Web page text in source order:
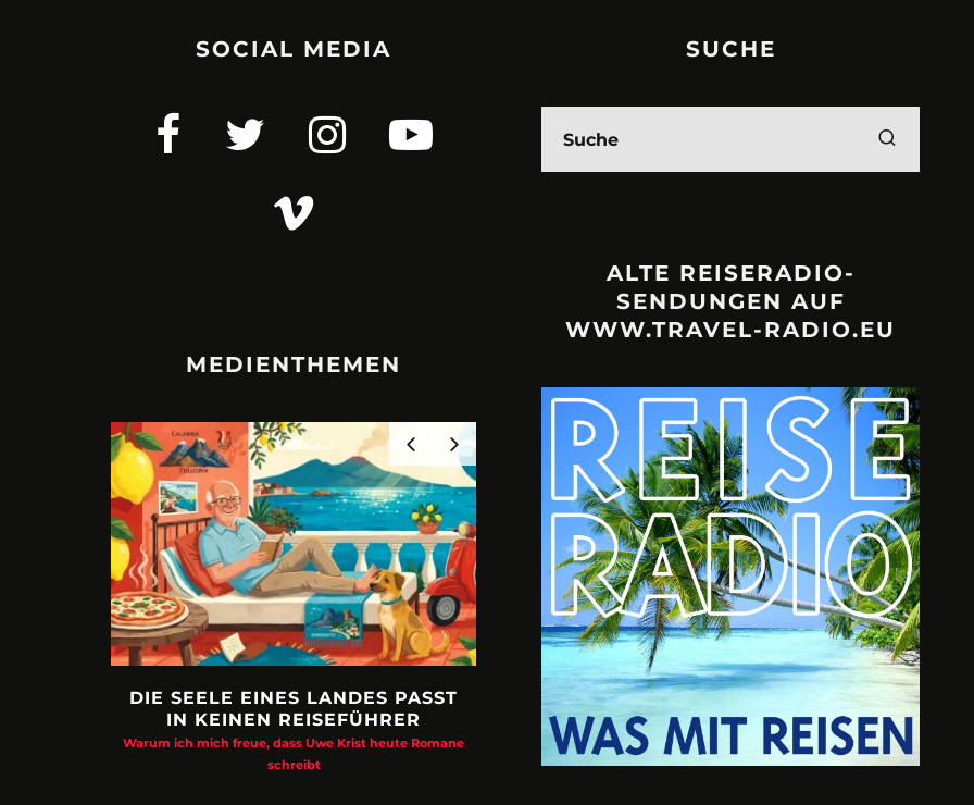
SOCIAL MEDIA
MEDIENTHEMEN
DIE SEELE EINES LANDES PASST
IN KEINEN REISEFÜHRER
Warum ich mich freue, dass Uwe Krist heute Romane
schreibt
URLAUBSFRUST – IST REISEN
KAPUTT?
Philipp Laage „Travel is broken“ - Wege aus der
Urlaubsfalle
A3M –
Mit Krisen-
SUCHE
ALTE REISERADIO-
SENDUNGEN AUF
WWW.TRAVEL-RADIO.EU